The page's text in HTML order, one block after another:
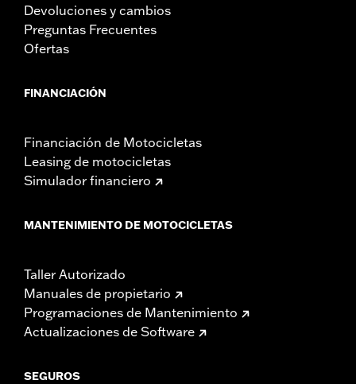
Devoluciones y cambios
Preguntas Frecuentes
Ofertas
FINANCIACIÓN
Financiación de Motocicletas
Leasing de motocicletas
Simulador financiero
MANTENIMIENTO DE MOTOCICLETAS
Taller Autorizado
Manuales de propietario
Programaciones de Mantenimiento
Actualizaciones de Software
SEGUROS